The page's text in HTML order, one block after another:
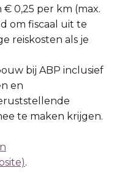
0,25 per km (max.
om fiscaal uit te
reiskosten als je
bij ABP inclusief
en
te maken krijgen.
.